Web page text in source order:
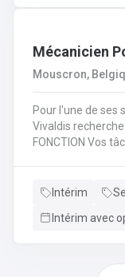
Mécanicien
Mouscron,
Pour l'une de ses
Vivaldis
FONCTION Vos tâches seront les suivantes : Se charger du
Cela consiste à :
avec précision
Intérim
Intérim avec